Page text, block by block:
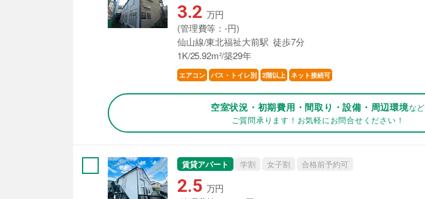
3.2 万円
(管理費等：-円)
仙山線/東北福祉大前駅 徒歩7分
1K/25.92m²/築29年
エアコン バス・トイレ別 2階以上 ネット接続可
空室状況・初期費用・間取り・設備・周辺環境など
ご質問承ります！お気軽にお問合せください！
賃貸アパート 学割 女子割 合格前予約可
2.5 万円